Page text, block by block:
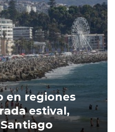
en regiones
estival,